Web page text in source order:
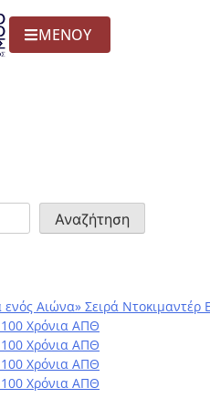
ΜΕΝΟΥ
Αναζήτηση
Αιώνα» Σειρά Ντοκιμαντέρ
Χρόνια ΑΠΘ
Χρόνια ΑΠΘ
Χρόνια ΑΠΘ
Χρόνια ΑΠΘ